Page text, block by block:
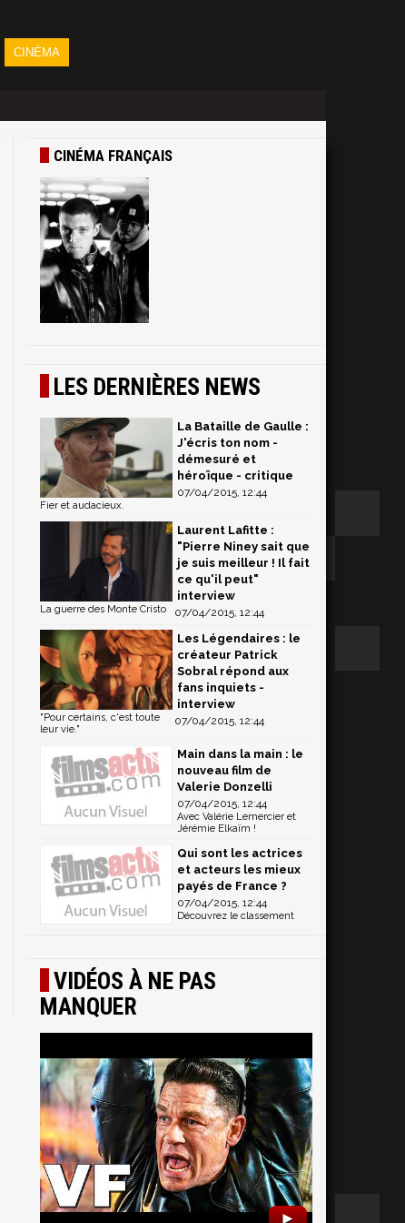
CINÉMA
CINÉMA FRANÇAIS
LES DERNIÈRES NEWS
La Bataille de Gaulle :
J'écris ton nom -
démesuré et
héroïque - critique
07/04/2015, 12:44
Fier et audacieux.
Laurent Lafitte :
"Pierre Niney sait que
je suis meilleur ! Il fait
ce qu'il peut"
interview
07/04/2015, 12:44
La guerre des Monte Cristo
Les Légendaires : le
créateur Patrick
Sobral répond aux
fans inquiets -
interview
07/04/2015, 12:44
"Pour certains, c'est toute
leur vie."
Main dans la main : le
nouveau film de
Valerie Donzelli
07/04/2015, 12:44
Avec Valérie Lemercier et
Jérémie Elkaïm !
Qui sont les actrices
et acteurs les mieux
payés de France ?
07/04/2015, 12:44
Découvrez le classement
VIDÉOS À NE PAS
MANQUER
►